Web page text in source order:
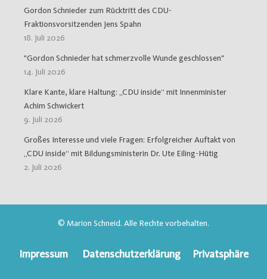
Gordon Schnieder zum Rücktritt des CDU-
Fraktionsvorsitzenden Jens Spahn
18. Juli 2026
"Gordon Schnieder hat schmerzvolle Wunde geschlossen"
14. Juli 2026
Klare Kante, klare Haltung: „CDU inside“ mit Innenminister
Achim Schwickert
9. Juli 2026
Großes Interesse und viele Fragen: Erfolgreicher Auftakt von
„CDU inside“ mit Bildungsministerin Dr. Ute Eiling-Hütig
2. Juli 2026
© Marion Schneid. Alle Rechte vorbehalten.
Impressum Datenschutzerklärung Privatsphäre